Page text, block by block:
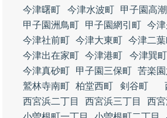
今津曙町
今津水波町
甲子園高
甲子園洲鳥町
甲子園網引町 今
今津社前町 今津大東町 今津二
今津出在家町 今津港町 今津巽町
今津真砂町
甲子園三保町 苦楽
鷲林寺南町 柏堂西町 剣谷町
西宮浜二丁目
西宮浜三丁目
西宮